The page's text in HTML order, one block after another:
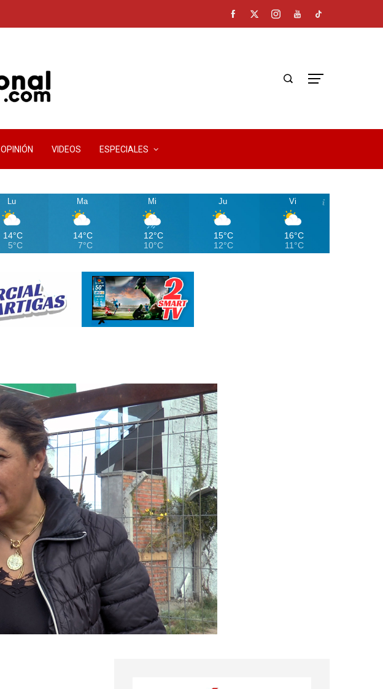
OPINIÓN VIDEOS ESPECIALES
Lu
14°C
5°C
Ma
14°C
7°C
Mi
12°C
10°C
Ju
15°C
12°C
Vi
16°C
11°C